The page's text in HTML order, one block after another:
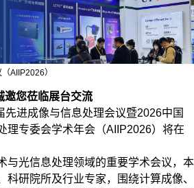
AIIP2026）
您莅临展台交流
进成像与信息处理会议暨2026中国
理专委会学术年会（AIIP2026）将在
与光信息处理领域的重要学术会议，本
科研院所及行业专家，围绕计算成像、